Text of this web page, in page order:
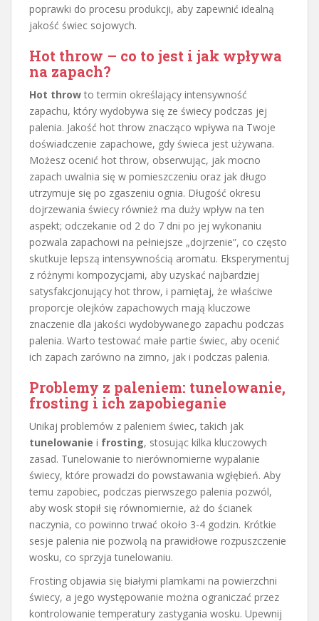
poprawki do procesu produkcji, aby zapewnić idealną
jakość świec sojowych.
Hot throw – co to jest i jak wpływa
na zapach?
Hot throw to termin określający intensywność
zapachu, który wydobywa się ze świecy podczas jej
palenia. Jakość hot throw znacząco wpływa na Twoje
doświadczenie zapachowe, gdy świeca jest używana.
Możesz ocenić hot throw, obserwując, jak mocno
zapach uwalnia się w pomieszczeniu oraz jak długo
utrzymuje się po zgaszeniu ognia. Długość okresu
dojrzewania świecy również ma duży wpływ na ten
aspekt; odczekanie od 2 do 7 dni po jej wykonaniu
pozwala zapachowi na pełniejsze „dojrzenie”, co często
skutkuje lepszą intensywnością aromatu. Eksperymentuj
z różnymi kompozycjami, aby uzyskać najbardziej
satysfakcjonujący hot throw, i pamiętaj, że właściwe
proporcje olejków zapachowych mają kluczowe
znaczenie dla jakości wydobywanego zapachu podczas
palenia. Warto testować małe partie świec, aby ocenić
ich zapach zarówno na zimno, jak i podczas palenia.
Problemy z paleniem: tunelowanie,
frosting i ich zapobieganie
Unikaj problemów z paleniem świec, takich jak
tunelowanie i frosting, stosując kilka kluczowych
zasad. Tunelowanie to nierównomierne wypalanie
świecy, które prowadzi do powstawania wgłębień. Aby
temu zapobiec, podczas pierwszego palenia pozwól,
aby wosk stopił się równomiernie, aż do ścianek
naczynia, co powinno trwać około 3-4 godzin. Krótkie
sesje palenia nie pozwolą na prawidłowe rozpuszczenie
wosku, co sprzyja tunelowaniu.
Frosting objawia się białymi plamkami na powierzchni
świecy, a jego występowanie można ograniczać przez
kontrolowanie temperatury zastygania wosku. Upewnij